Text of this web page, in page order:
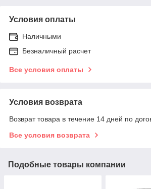
Условия оплаты
Наличными
Безналичный расчет
Все условия оплаты
Условия возврата
Возврат товара в течение 14 дней по
Все условия возврата
Подобные товары компании